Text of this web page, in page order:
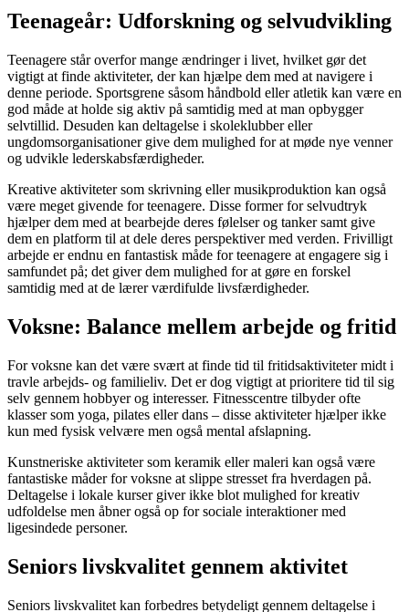
Teenageår: Udforskning og selvudvikling
Teenagere står overfor mange ændringer i livet, hvilket gør det
vigtigt at finde aktiviteter, der kan hjælpe dem med at navigere i
denne periode. Sportsgrene såsom håndbold eller atletik kan være en
god måde at holde sig aktiv på samtidig med at man opbygger
selvtillid. Desuden kan deltagelse i skoleklubber eller
ungdomsorganisationer give dem mulighed for at møde nye venner
og udvikle lederskabsfærdigheder.
Kreative aktiviteter som skrivning eller musikproduktion kan også
være meget givende for teenagere. Disse former for selvudtryk
hjælper dem med at bearbejde deres følelser og tanker samt give
dem en platform til at dele deres perspektiver med verden. Frivilligt
arbejde er endnu en fantastisk måde for teenagere at engagere sig i
samfundet på; det giver dem mulighed for at gøre en forskel
samtidig med at de lærer værdifulde livsfærdigheder.
Voksne: Balance mellem arbejde og fritid
For voksne kan det være svært at finde tid til fritidsaktiviteter midt i
travle arbejds- og familieliv. Det er dog vigtigt at prioritere tid til sig
selv gennem hobbyer og interesser. Fitnesscentre tilbyder ofte
klasser som yoga, pilates eller dans – disse aktiviteter hjælper ikke
kun med fysisk velvære men også mental afslapning.
Kunstneriske aktiviteter som keramik eller maleri kan også være
fantastiske måder for voksne at slippe stresset fra hverdagen på.
Deltagelse i lokale kurser giver ikke blot mulighed for kreativ
udfoldelse men åbner også op for sociale interaktioner med
ligesindede personer.
Seniors livskvalitet gennem aktivitet
Seniors livskvalitet kan forbedres betydeligt gennem deltagelse i